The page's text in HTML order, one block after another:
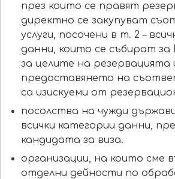
през които се правят
директно се закупуват
услуги, посочени в т. 2 –
данни, които се събират
за целите на резервацията
предоставянето на
са изискуеми от
посолства на чужди
всички категории данни,
кандидата за виза.
организации, на които сме
отделни дейности по